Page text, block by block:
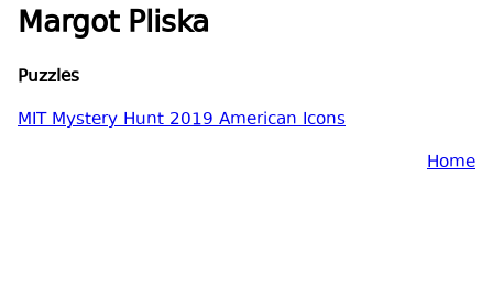
Margot Pliska
Puzzles
MIT Mystery Hunt 2019 American Icons
Home